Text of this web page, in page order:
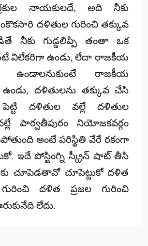
నాయకులదే, అది నీకు
దళితుల గురించి తక్కువ
నీకు గుడ్డలిప్పి తంతా ఒక
విలేకరిగా ఉండు, లేదా రాజకీయ
ఉండాలనుకుంటే రాజకీయ
దళితులను తక్కువ చేసి
పెట్టి దళితుల వల్లే దళితుల
పార్వతీపురం నియోజకవర్గం
అంటే పరిస్థితి వేరే రకంగా
ఇదే పోస్టింగ్ని స్క్రీన్ షాట్ తీసి
చూపెడతావో చూపెట్టుకో దళిత
దళిత ప్రజల గురించి
లేదు.